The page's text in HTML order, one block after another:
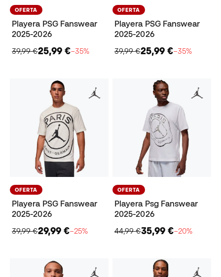
OFERTA
Playera PSG Fanswear
2025-2026
39,99 €25,99 €−35%
OFERTA
Playera PSG Fanswear
2025-2026
39,99 €25,99 €−35%
OFERTA
Playera PSG Fanswear
2025-2026
39,99 €29,99 €−25%
OFERTA
Playera Psg Fanswear
2025-2026
44,99 €35,99 €−20%